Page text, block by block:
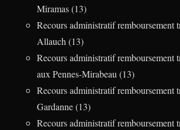
Miramas (13)
Recours administratif remboursement
Allauch (13)
Recours administratif remboursement
aux Pennes-Mirabeau (13)
Recours administratif remboursement
Gardanne (13)
Recours administratif remboursement